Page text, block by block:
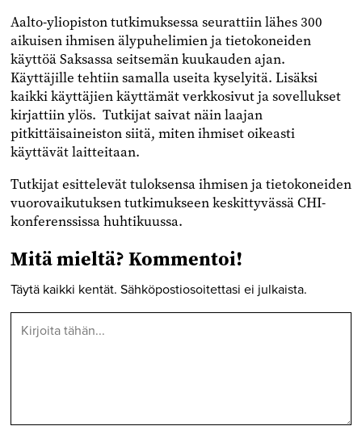
Aalto-yliopiston tutkimuksessa seurattiin lähes 300
aikuisen ihmisen älypuhelimien ja tietokoneiden
käyttöä Saksassa seitsemän kuukauden ajan.
Käyttäjille tehtiin samalla useita kyselyitä. Lisäksi
kaikki käyttäjien käyttämät verkkosivut ja sovellukset
kirjattiin ylös. Tutkijat saivat näin laajan
pitkittäisaineiston siitä, miten ihmiset oikeasti
käyttävät laitteitaan.
Tutkijat esittelevät tuloksensa ihmisen ja tietokoneiden
vuorovaikutuksen tutkimukseen keskittyvässä CHI-
konferenssissa huhtikuussa.
Mitä mieltä? Kommentoi!
Täytä kaikki kentät. Sähköpostiosoitettasi ei julkaista.